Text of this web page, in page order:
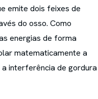
emite dois feixes de
do osso. Como
energias de forma
matematicamente a
interferência de gordura